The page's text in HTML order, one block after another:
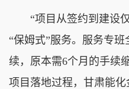
“项目从签约到建设仅
“保姆式”服务。服务专
续，原本需6个月的手续
项目落地过程，甘肃能